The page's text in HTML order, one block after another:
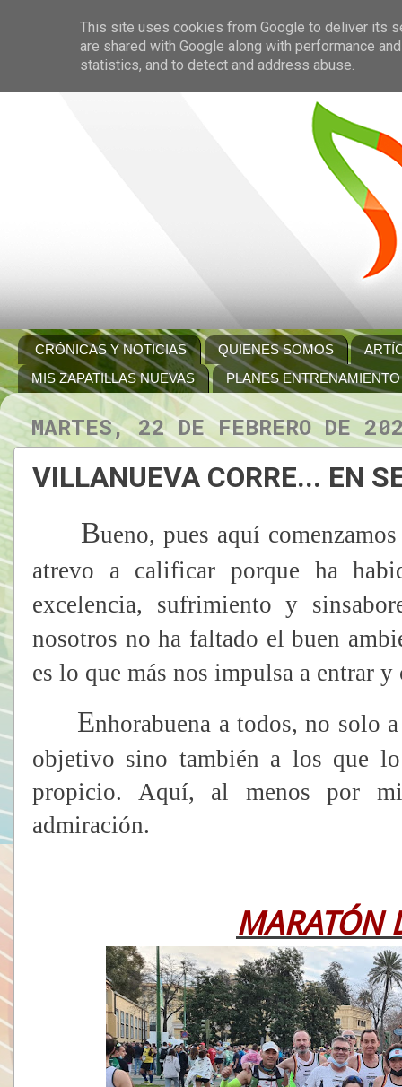
CRÓNICAS Y NOTICIAS QUIENES SOMOS
MIS ZAPATILLAS NUEVAS
PLANES ENTRENAMIENTO
MARTES, 22 DE FEBRERO DE
VILLANUEVA CORRE... EN
Bueno, pues aquí
atrevo a calificar porque ha
excelencia, sufrimiento y
nosotros no ha faltado el buen
es lo que más nos impulsa a entrar
Enhorabuena a todos, no solo
objetivo sino también a los que
propicio. Aquí, al menos por
admiración.
MARATÓN
This site uses cookies from Google to deliver its
are shared with Google along with performance
statistics, and to detect and address abuse.